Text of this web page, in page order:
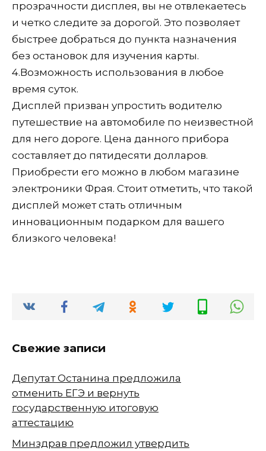
прозрачности дисплея, вы не отвлекаетесь
и четко следите за дорогой. Это позволяет
быстрее добраться до пункта назначения
без остановок для изучения карты.
4.Возможность использования в любое
время суток.
Дисплей призван упростить водителю
путешествие на автомобиле по неизвестной
для него дороге. Цена данного прибора
составляет до пятидесяти долларов.
Приобрести его можно в любом магазине
электроники Фрая. Стоит отметить, что такой
дисплей может стать отличным
инновационным подарком для вашего
близкого человека!
Свежие записи
Депутат Останина предложила
отменить ЕГЭ и вернуть
государственную итоговую
аттестацию
Минздрав предложил утвердить